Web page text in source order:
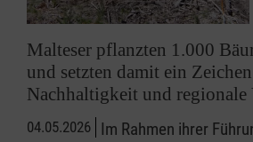
Malteser pflanzten 1.000
und setzten damit ein
Nachhaltigkeit und regionale
04.05.2026 Im Rahmen ihrer